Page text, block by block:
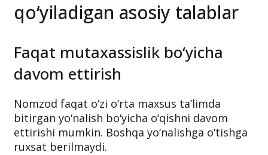
qo‘yiladigan asosiy talablar
Faqat mutaxassislik bo‘yicha
davom ettirish
Nomzod faqat o‘zi o‘rta maxsus ta’limda
bitirgan yo‘nalish bo‘yicha o‘qishni davom
ettirishi mumkin. Boshqa yo‘nalishga o‘tishga
ruxsat berilmaydi.